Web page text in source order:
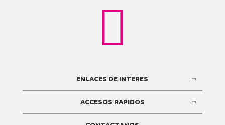

ENLACES DE INTERES
ACCESOS RAPIDOS